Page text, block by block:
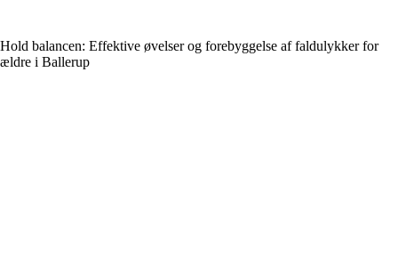
Hold balancen: Effektive øvelser og forebyggelse af faldulykker for
ældre i Ballerup